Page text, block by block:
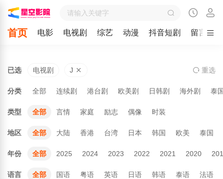
首页 电影 电视剧 综艺 动漫 抖音短剧 留言
已选 电视剧 J 重选
分类 全部 连续剧 港台剧 欧美剧 日韩剧 海外剧 泰
类型 全部 言情 家庭 励志 偶像 时装
地区 全部 大陆 香港 台湾 日本 韩国 欧美 泰国
年份 全部 2025 2024 2023 2022 2021 2020
语言 全部 国语 粤语 英语 日语 韩语 泰语 法语